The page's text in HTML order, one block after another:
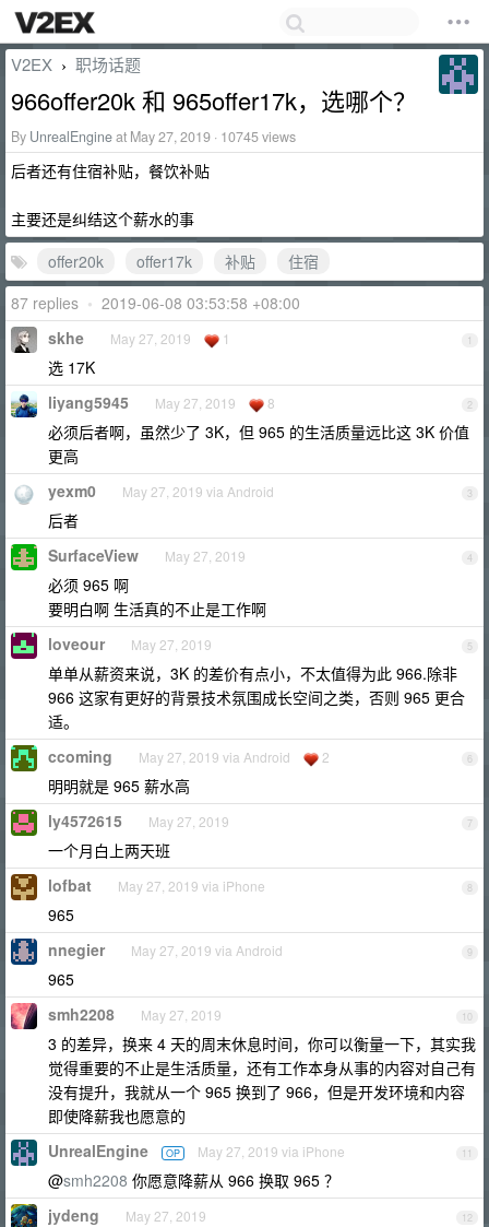
V2EX › 职场话题
966offer20k 和 965offer17k，选哪个？
By UnrealEngineat May 27, 2019 · 10745 views
后者还有住宿补贴，餐饮补贴
主要还是纠结这个薪水的事
offer20k
offer17k 补贴
住宿
87 replies • 2019-06-08 03:53:58 +08:00
1
skhe May 27, 2019 1
选 17K
2
liyang5945 May 27, 2019 8
必须后者啊，虽然少了 3K，但 965 的生活质量远比这 3K 价值
更高
3
yexm0 May 27, 2019 via Android
后者
4
SurfaceView May 27, 2019
必须 965 啊
要明白啊 生活真的不止是工作啊
5
loveour May 27, 2019
单单从薪资来说，3K 的差价有点小，不太值得为此 966.除非
966 这家有更好的背景技术氛围成长空间之类，否则 965 更合
适。
6
ccoming May 27, 2019 via Android 2
明明就是 965 薪水高
7
ly4572615 May 27, 2019
一个月白上两天班
8
lofbat May 27, 2019 via iPhone
965
9
nnegier May 27, 2019 via Android
965
10
smh2208 May 27, 2019
3 的差异，换来 4 天的周末休息时间，你可以衡量一下，其实我
觉得重要的不止是生活质量，还有工作本身从事的内容对自己有
没有提升，我就从一个 965 换到了 966，但是开发环境和内容
即使降薪我也愿意的
11
UnrealEngine OP May 27, 2019 via iPhone
@smh2208 你愿意降薪从 966 换取 965 ？
12
jydeng May 27, 2019